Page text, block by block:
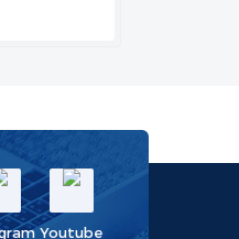
Youtube